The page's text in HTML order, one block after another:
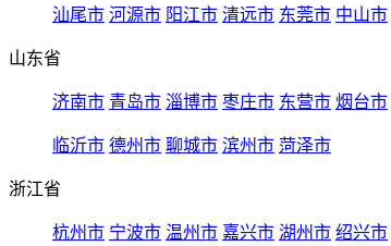
汕尾市 河源市 阳江市 清远市 东莞市 中山市
山东省
济南市 青岛市 淄博市 枣庄市 东营市 烟台市
临沂市 德州市 聊城市 滨州市 菏泽市
浙江省
杭州市 宁波市 温州市 嘉兴市 湖州市 绍兴市